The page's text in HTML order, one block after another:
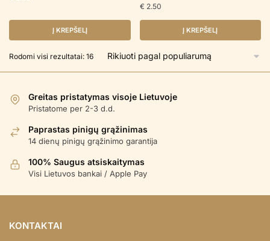
Į KREPŠELĮ
€ 2.50
Į KREPŠELĮ
Rodomi visi rezultatai: 16Rūšiuojama
Greitas pristatymas visoje Lietuvoje
Pristatome per 2-3 d.d.
Paprastas pinigų grąžinimas
14 dienų pinigų grąžinimo garantija
100% Saugus atsiskaitymas
Visi Lietuvos bankai / Apple Pay
KONTAKTAI